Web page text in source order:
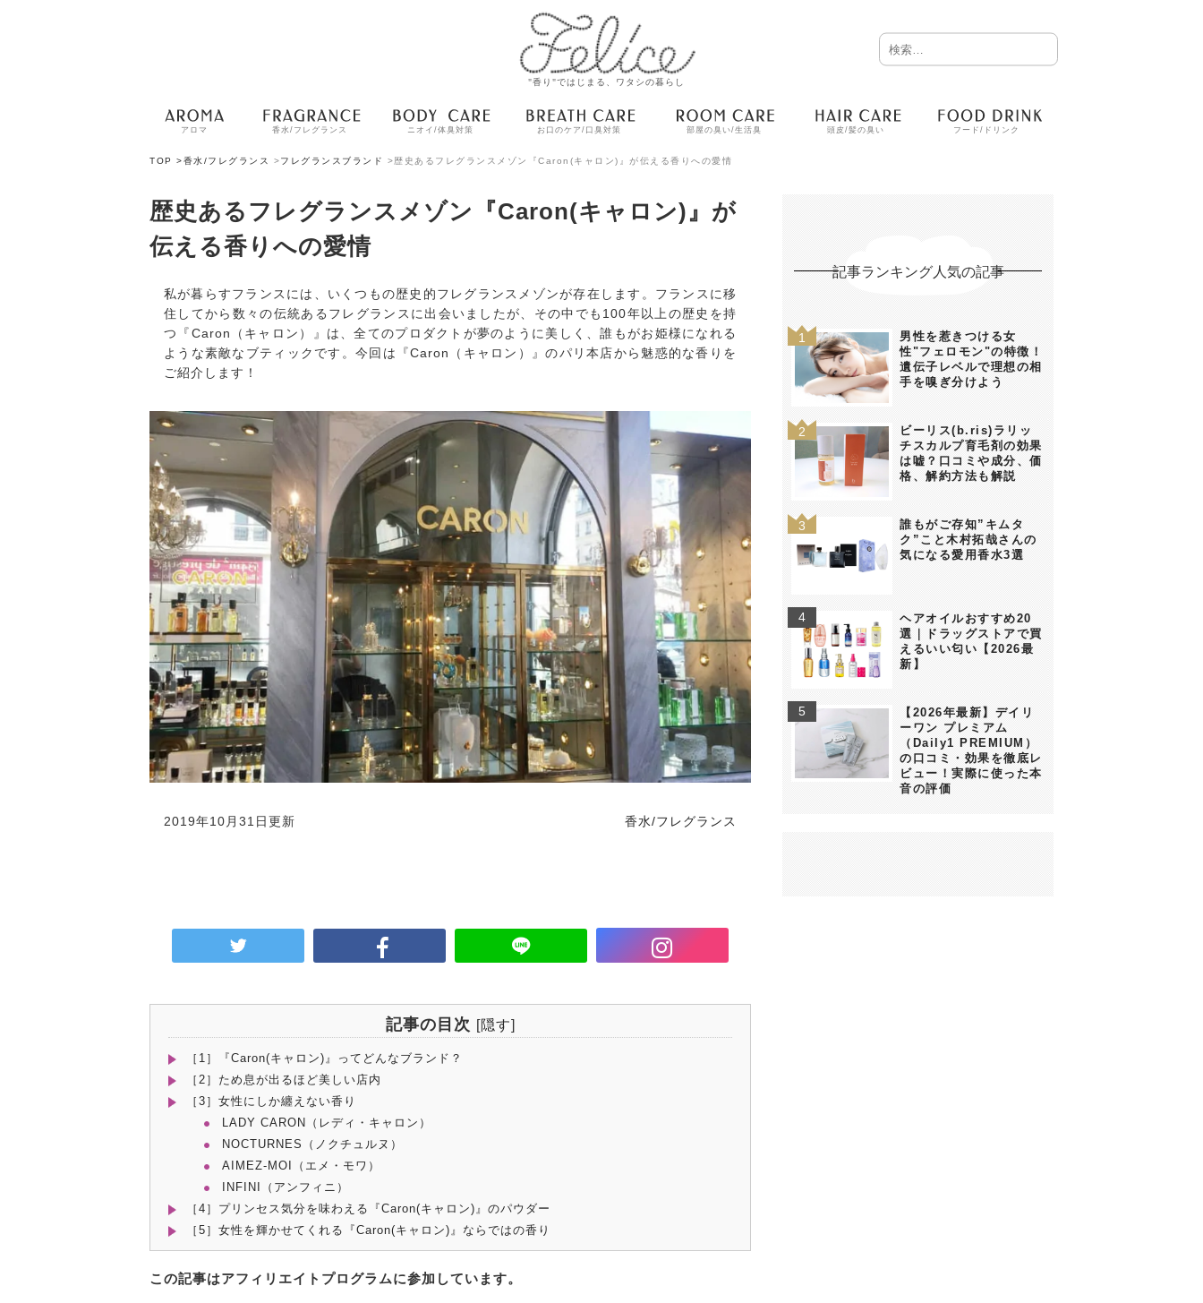
"香り"ではじまる、ワタシの暮らし
アロマ 香水/フレグランス ニオイ/体臭対策 お口のケア/口臭対策 部屋の臭い/生活臭 頭皮/髪の臭い フード/ドリンク
TOP >香水/フレグランス >フレグランスブランド > 歴史あるフレグランスメゾン『Caron(キャロン)』が伝える香りへの愛情
歴史あるフレグランスメゾン『Caron(キャロン)』が
伝える香りへの愛情
私が暮らすフランスには、いくつもの歴史的フレグランスメゾンが存在します。フランスに移
住してから数々の伝統あるフレグランスに出会いましたが、その中でも100年以上の歴史を持
つ『Caron（キャロン）』は、全てのプロダクトが夢のように美しく、誰もがお姫様になれる
ような素敵なブティックです。今回は『Caron（キャロン）』のパリ本店から魅惑的な香りを
ご紹介します！
2019年10月31日更新 香水/フレグランス
記事の目次 [隠す]
［1］『Caron(キャロン)』ってどんなブランド？
［2］ため息が出るほど美しい店内
［3］女性にしか纏えない香り
LADY CARON（レディ・キャロン）
NOCTURNES（ノクチュルヌ）
AIMEZ‐MOI（エメ・モワ）
INFINI（アンフィニ）
［4］プリンセス気分を味わえる『Caron(キャロン)』のパウダー
［5］女性を輝かせてくれる『Caron(キャロン)』ならではの香り
この記事はアフィリエイトプログラムに参加しています。
記事ランキング人気の記事
男性を惹きつける女
性"フェロモン"の特徴！
遺伝子レベルで理想の相
手を嗅ぎ分けよう
ビーリス(b.ris)ラリッ
チスカルプ育毛剤の効果
は嘘？口コミや成分、価
格、解約方法も解説
誰もがご存知”キムタ
ク”こと木村拓哉さんの
気になる愛用香水3選
ヘアオイルおすすめ20
選｜ドラッグストアで買
えるいい匂い【2026最
新】
【2026年最新】デイリ
ーワン プレミアム
（Daily1 PREMIUM）
の口コミ・効果を徹底レ
ビュー！実際に使った本
音の評価